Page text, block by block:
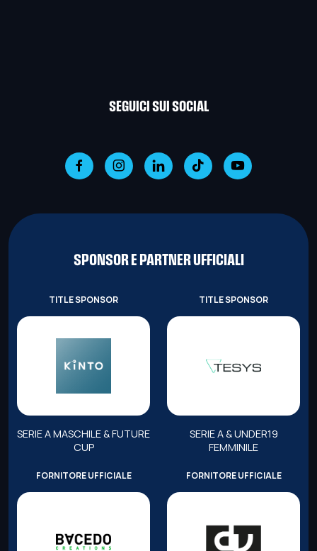
SEGUICI SUI SOCIAL
SPONSOR E PARTNER UFFICIALI
TITLE SPONSOR
SERIE A MASCHILE & FUTURE
CUP
TITLE SPONSOR
SERIE A & UNDER19
FEMMINILE
FORNITORE UFFICIALE FORNITORE UFFICIALE